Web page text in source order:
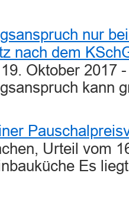
nur
nach dem
Oktober 2017
kann
Urteil vom
Es